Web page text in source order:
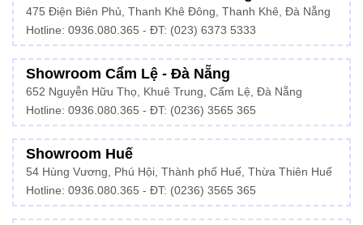
475 Điện Biên Phủ, Thanh Khê Đông, Thanh Khê, Đà Nẵng
Hotline: 0936.080.365 - ĐT: (023) 6373 5333
Showroom Cẩm Lệ - Đà Nẵng
652 Nguyễn Hữu Thọ, Khuê Trung, Cẩm Lệ, Đà Nẵng
Hotline: 0936.080.365 - ĐT: (0236) 3565 365
Showroom Huế
54 Hùng Vương, Phú Hội, Thành phố Huế, Thừa Thiên Huế
Hotline: 0936.080.365 - ĐT: (0236) 3565 365